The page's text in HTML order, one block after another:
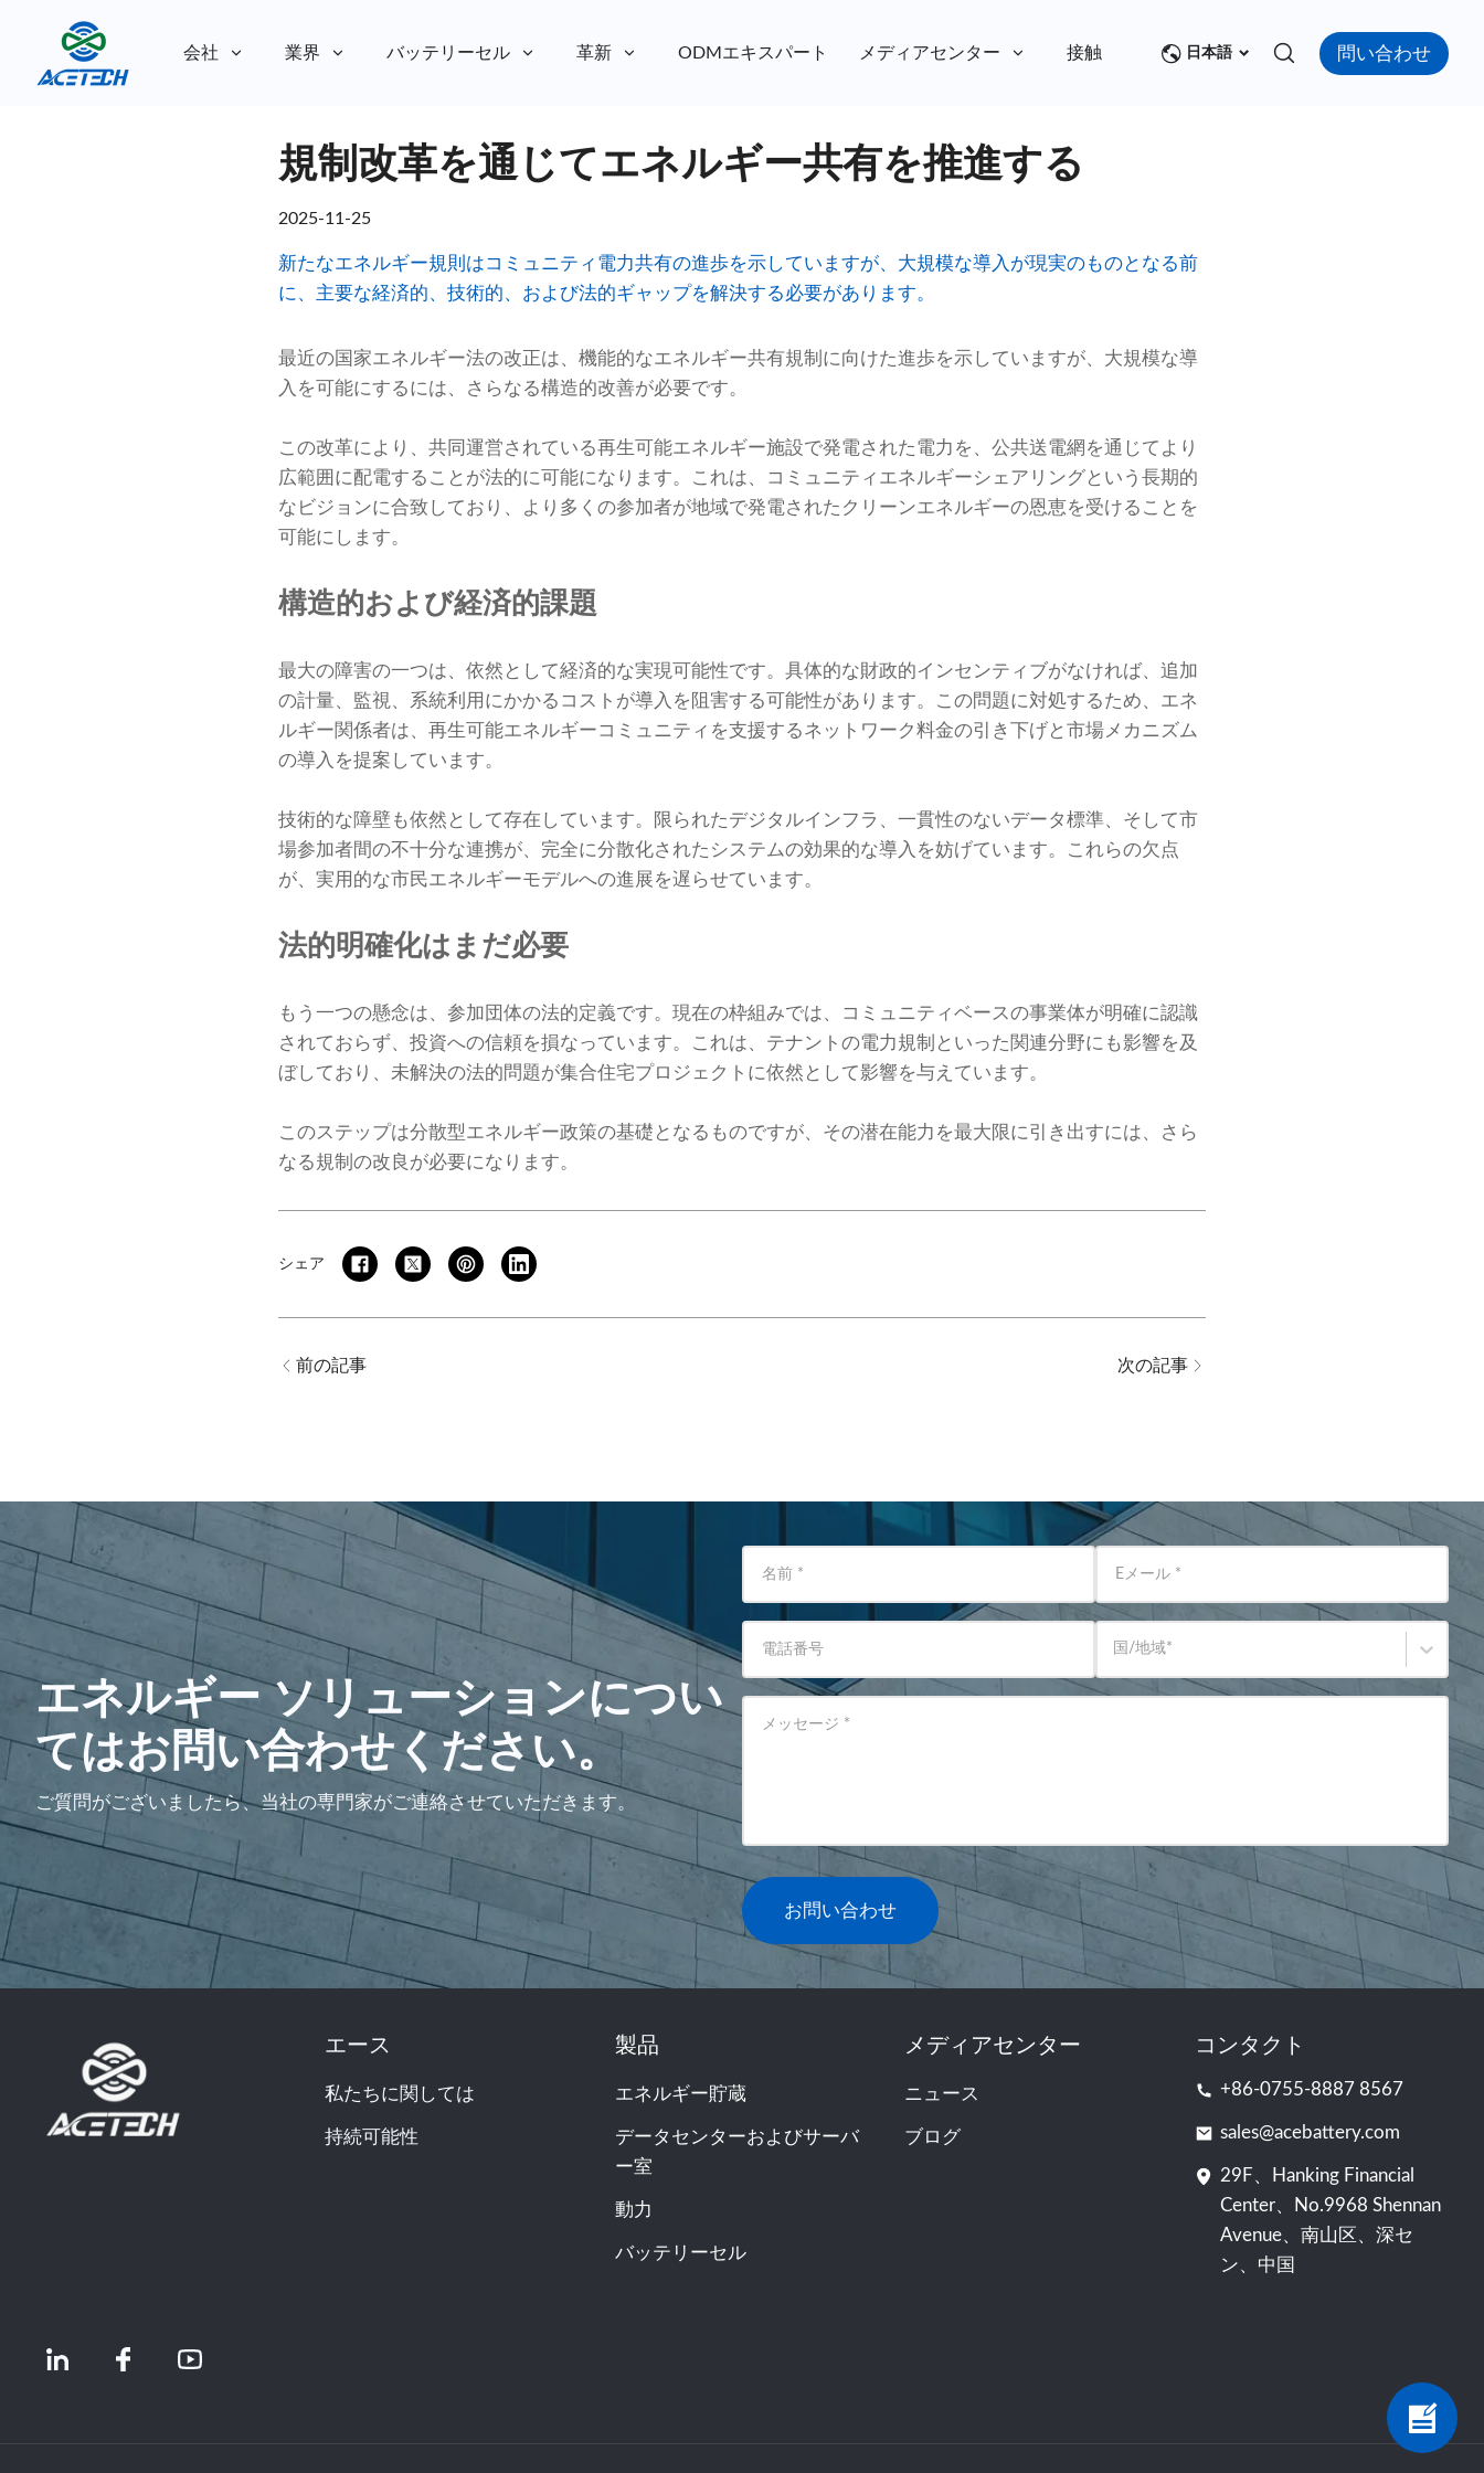
会社 業界 バッテリーセル 革新 ODMエキスパート メディアセンター 接触 日本語 問い合わせ
規制改革を通じてエネルギー共有を推進する
2025-11-25
新たなエネルギー規則はコミュニティ電力共有の進歩を示していますが、大規模な導入が現実のものとなる前
に、主要な経済的、技術的、および法的ギャップを解決する必要があります。
最近の国家エネルギー法の改正は、機能的なエネルギー共有規制に向けた進歩を示していますが、大規模な導
入を可能にするには、さらなる構造的改善が必要です。
この改革により、共同運営されている再生可能エネルギー施設で発電された電力を、公共送電網を通じてより
広範囲に配電することが法的に可能になります。これは、コミュニティエネルギーシェアリングという長期的
なビジョンに合致しており、より多くの参加者が地域で発電されたクリーンエネルギーの恩恵を受けることを
可能にします。
構造的および経済的課題
最大の障害の一つは、依然として経済的な実現可能性です。具体的な財政的インセンティブがなければ、追加
の計量、監視、系統利用にかかるコストが導入を阻害する可能性があります。この問題に対処するため、エネ
ルギー関係者は、再生可能エネルギーコミュニティを支援するネットワーク料金の引き下げと市場メカニズム
の導入を提案しています。
技術的な障壁も依然として存在しています。限られたデジタルインフラ、一貫性のないデータ標準、そして市
場参加者間の不十分な連携が、完全に分散化されたシステムの効果的な導入を妨げています。これらの欠点
が、実用的な市民エネルギーモデルへの進展を遅らせています。
法的明確化はまだ必要
もう一つの懸念は、参加団体の法的定義です。現在の枠組みでは、コミュニティベースの事業体が明確に認識
されておらず、投資への信頼を損なっています。これは、テナントの電力規制といった関連分野にも影響を及
ぼしており、未解決の法的問題が集合住宅プロジェクトに依然として影響を与えています。
このステップは分散型エネルギー政策の基礎となるものですが、その潜在能力を最大限に引き出すには、さら
なる規制の改良が必要になります。
シェア
前の記事 次の記事
エネルギー ソリューションについ
てはお問い合わせください。
ご質問がございましたら、当社の専門家がご連絡させていただきます。
名前 * Eメール *
電話番号 国/地域*
メッセージ *
お問い合わせ
エース
私たちに関しては
持続可能性
製品
エネルギー貯蔵
データセンターおよびサーバ
ー室
動力
バッテリーセル
メディアセンター
ニュース
ブログ
コンタクト
+86-0755-8887 8567
sales@acebattery.com
29F、Hanking Financial
Center、No.9968 Shennan
Avenue、南山区、深セ
ン、中国